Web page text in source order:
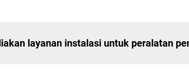
layanan instalasi untuk peralatan